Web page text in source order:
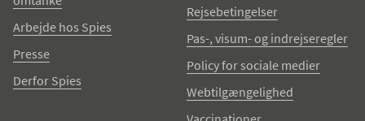
Arbejde hos Spies
Presse
Derfor Spies
Rejsebetingelser
Pas-, visum- og indrejseregler
Policy for sociale medier
Webtilgængelighed